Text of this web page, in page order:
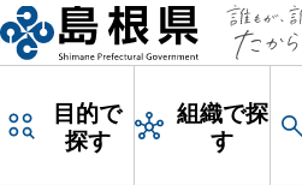
目的で
探す
組織で探
す